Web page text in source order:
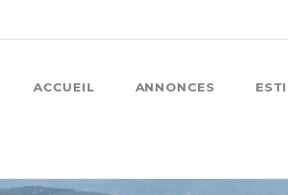
ACCUEIL ANNONCES